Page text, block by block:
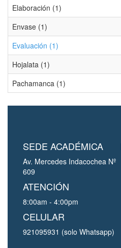
Elaboración (1)
Envase (1)
Evaluación (1)
Hojalata (1)
Pachamanca (1)
SEDE ACADÉMICA
Av. Mercedes Indacochea Nº
609
ATENCIÓN
8:00am - 4:00pm
CELULAR
921095931 (solo Whatsapp)